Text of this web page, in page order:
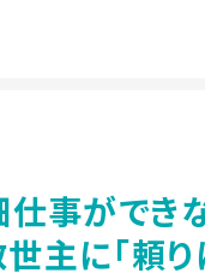
仕事ができ
に「頼り